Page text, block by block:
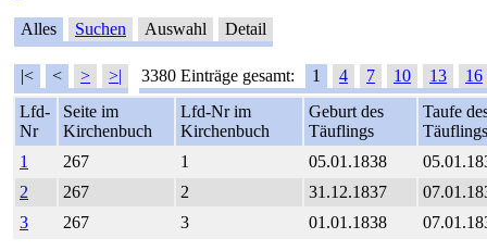
Alles Suchen Auswahl Detail
|< < > >| 3380 Einträge gesamt: 1 4 7 10 13
16
Lfd-
Nr
Seite im
Kirchenbuch
Lfd-Nr im
Kirchenbuch
Geburt des
Täuflings
Taufe
Täuflings
1
267 1 05.01.1838
2
267 2 31.12.1837
3
267 3 01.01.1838